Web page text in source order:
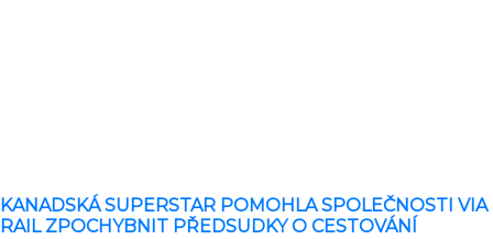
KANADSKÁ SUPERSTAR POMOHLA SPOLEČNOSTI VIA
RAIL ZPOCHYBNIT PŘEDSUDKY O CESTOVÁNÍ